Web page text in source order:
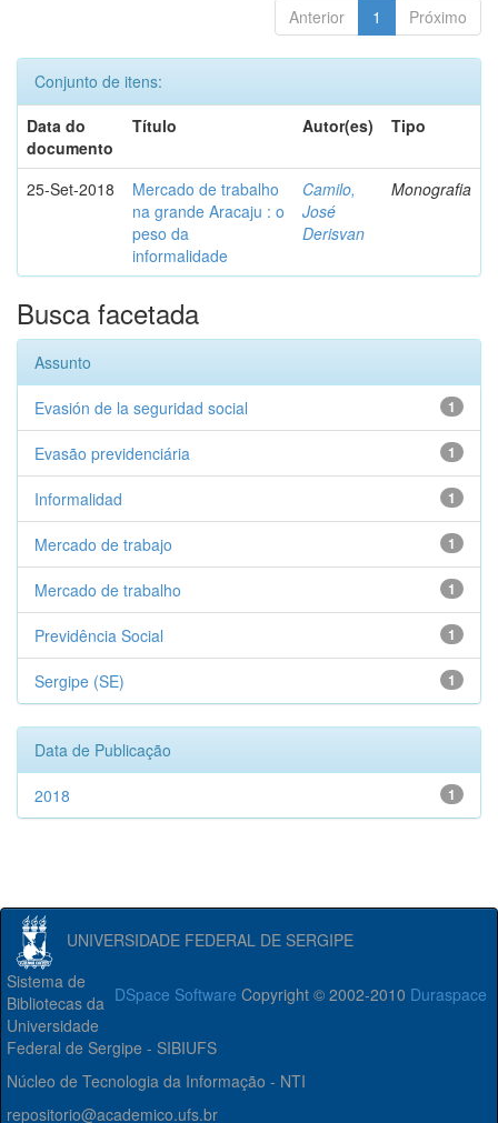
Anterior 1 Próximo
Conjunto de itens:
Data do
documento
Título Autor(es) Tipo
25-Set-2018
Mercado de trabalho
na grande Aracaju : o
peso da
informalidade
Camilo,
José
Derisvan
Monografia
Busca facetada
Assunto
1
Evasión de la seguridad social
1
Evasão previdenciária
1
Informalidad
1
Mercado de trabajo
1
Mercado de trabalho
1
Previdência Social
1
Sergipe (SE)
Data de Publicação
1
2018
UNIVERSIDADE FEDERAL DE SERGIPE
DSpace Software Copyright © 2002-2010 Duraspace
Sistema de
Bibliotecas da
Universidade
Federal de Sergipe - SIBIUFS
Núcleo de Tecnologia da Informação - NTI
repositorio@academico.ufs.br